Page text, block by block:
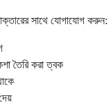
সাথে যোগাযোগ করুন:
তৈরি করা ত্বক